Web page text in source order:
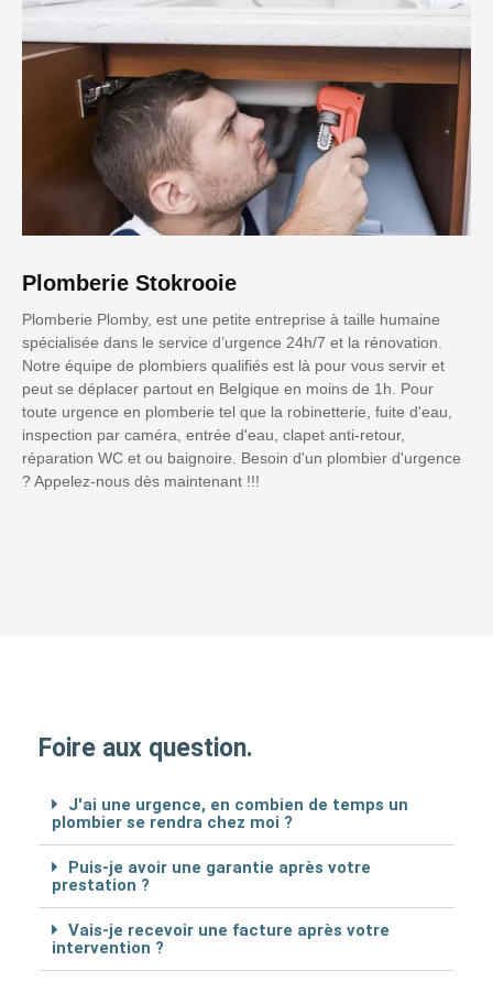
Plomberie Stokrooie
Plomberie Plomby, est une petite entreprise à taille humaine
spécialisée dans le service d’urgence 24h/7 et la rénovation.
Notre équipe de plombiers qualifiés est là pour vous servir et
peut se déplacer partout en Belgique en moins de 1h. Pour
toute urgence en plomberie tel que la robinetterie, fuite d'eau,
inspection par caméra, entrée d'eau, clapet anti-retour,
réparation WC et ou baignoire. Besoin d'un plombier d'urgence
? Appelez-nous dès maintenant !!!
Foire aux question.
J'ai une urgence, en combien de temps un
plombier se rendra chez moi ?
Puis-je avoir une garantie après votre
prestation ?
Vais-je recevoir une facture après votre
intervention ?